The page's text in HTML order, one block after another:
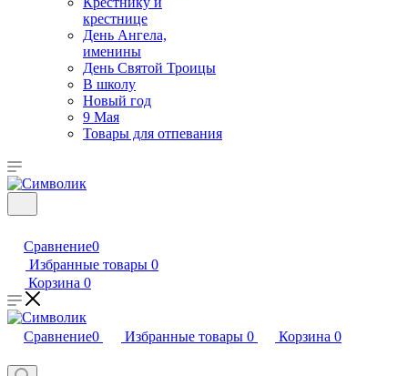
крестнице
День Ангела,
именины
День Святой Троицы
В школу
Новый год
9 Мая
Товары для отпевания
Сравнение0
Избранные товары 0
Корзина 0
Сравнение0 Избранные товары 0 Корзина 0